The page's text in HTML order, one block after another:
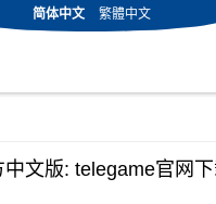
简体中文 繁體中文
文版: telegame官网